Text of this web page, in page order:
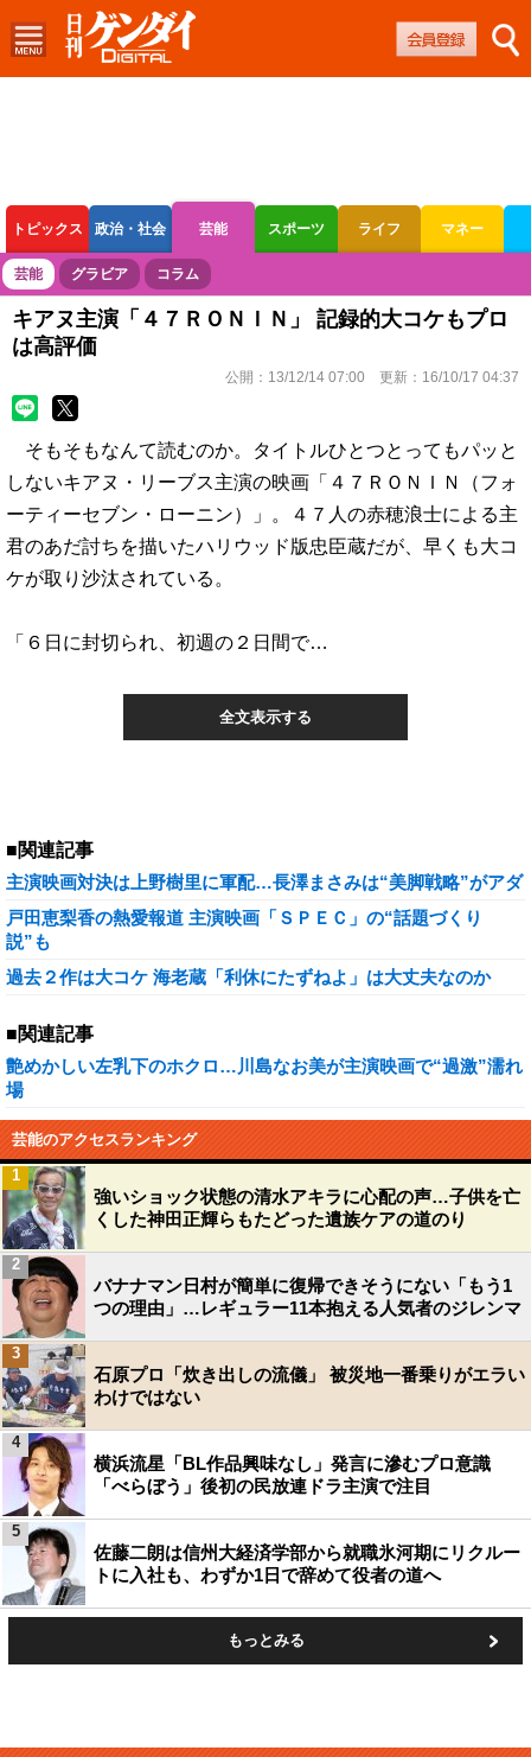
トピックス 政治・社会 芸能 スポーツ ライフ マネー
ボートレース 競輪 オートレース
芸能 グラビア コラム
キアヌ主演「４７ＲＯＮＩＮ」 記録的大コケもプロ
は高評価
公開： 13/12/14 07:00 更新： 16/10/17 04:37
そもそもなんて読むのか。タイトルひとつとってもパッと
しないキアヌ・リーブス主演の映画「４７ＲＯＮＩＮ（フォ
ーティーセブン・ローニン）」。４７人の赤穂浪士による主
君のあだ討ちを描いたハリウッド版忠臣蔵だが、早くも大コ
ケが取り沙汰されている。
「６日に封切られ、初週の２日間で…
全文表示する
■関連記事
主演映画対決は上野樹里に軍配…長澤まさみは“美脚戦略”がアダ
戸田恵梨香の熱愛報道 主演映画「ＳＰＥＣ」の“話題づくり
説”も
過去２作は大コケ 海老蔵「利休にたずねよ」は大丈夫なのか
■関連記事
艶めかしい左乳下のホクロ…川島なお美が主演映画で“過激”濡れ
場
芸能のアクセスランキング
強いショック状態の清水アキラに心配の声…子供を亡
くした神田正輝らもたどった遺族ケアの道のり
1
バナナマン日村が簡単に復帰できそうにない「もう1
つの理由」…レギュラー11本抱える人気者のジレンマ
2
石原プロ「炊き出しの流儀」 被災地一番乗りがエラい
わけではない
3
横浜流星「BL作品興味なし」発言に滲むプロ意識
「べらぼう」後初の民放連ドラ主演で注目
4
佐藤二朗は信州大経済学部から就職氷河期にリクルー
トに入社も、わずか1日で辞めて役者の道へ
5
もっとみる